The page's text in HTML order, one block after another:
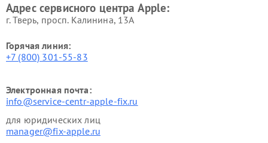
Адрес сервисного центра Apple:
г. Тверь, просп. Калинина, 13А
Горячая линия:
+7 (800) 301-55-83
Электронная почта:
info@service-centr-apple-fix.ru
для юридических лиц
manager@fix-apple.ru